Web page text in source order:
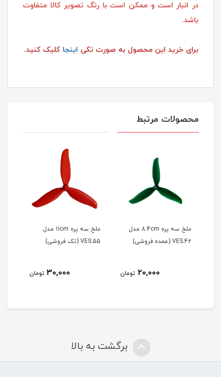
در انبار است و ممکن است با رنگ تصویر کالا متفاوت
باشد.
برای خرید این محصول به صورت تکی اینجا کلیک کنید.
محصولات مرتبط
ملخ سه پره 8.4cm مدل
VES.55 (تک فروشی)
30,000
VES.55 (عمده فروشی)
25,000
برگشت به بالا